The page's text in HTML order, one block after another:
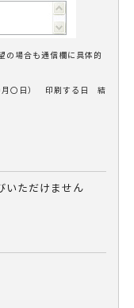
の場合も通信欄に具体的
月〇日） 印刷する日 結
いただけません